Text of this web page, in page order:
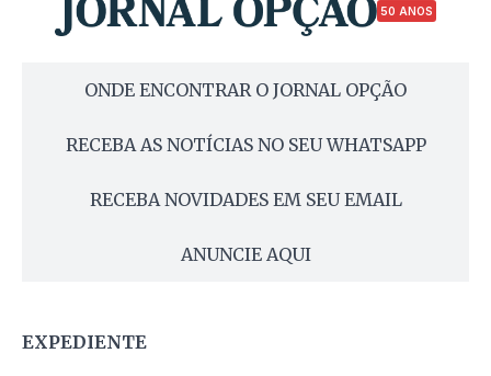
50 ANOS
ONDE ENCONTRAR O JORNAL OPÇÃO
RECEBA AS NOTÍCIAS NO SEU WHATSAPP
RECEBA NOVIDADES EM SEU EMAIL
ANUNCIE AQUI
EXPEDIENTE